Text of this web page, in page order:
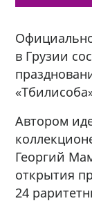
в Грузии
Автором
Георгий
открытия
24